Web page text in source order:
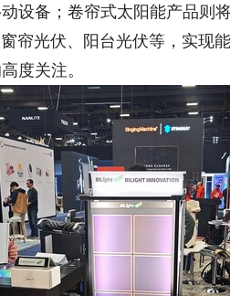
设备；卷帘式太阳能产品则
帘光伏、阳台光伏等，实现
度关注。